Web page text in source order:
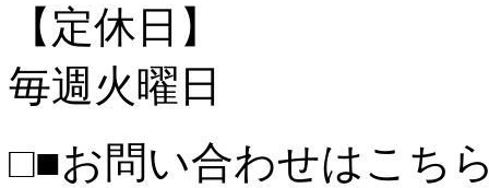
【定休日】
毎週火曜日
□■お問い合わせはこち